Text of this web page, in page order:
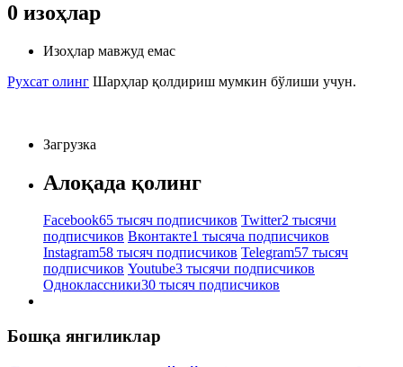
0 изоҳлар
Изоҳлар мавжуд емас
Рухсат олинг Шарҳлар қолдириш мумкин бўлиши учун.
Загрузка
Алоқада қолинг
Facebook65 тысяч подписчиков Twitter2 тысячи
подписчиков Вконтакте1 тысяча подписчиков
Instagram58 тысяч подписчиков Telegram57 тысяч
подписчиков Youtube3 тысячи подписчиков
Одноклассники30 тысяч подписчиков
Бошқа янгиликлар